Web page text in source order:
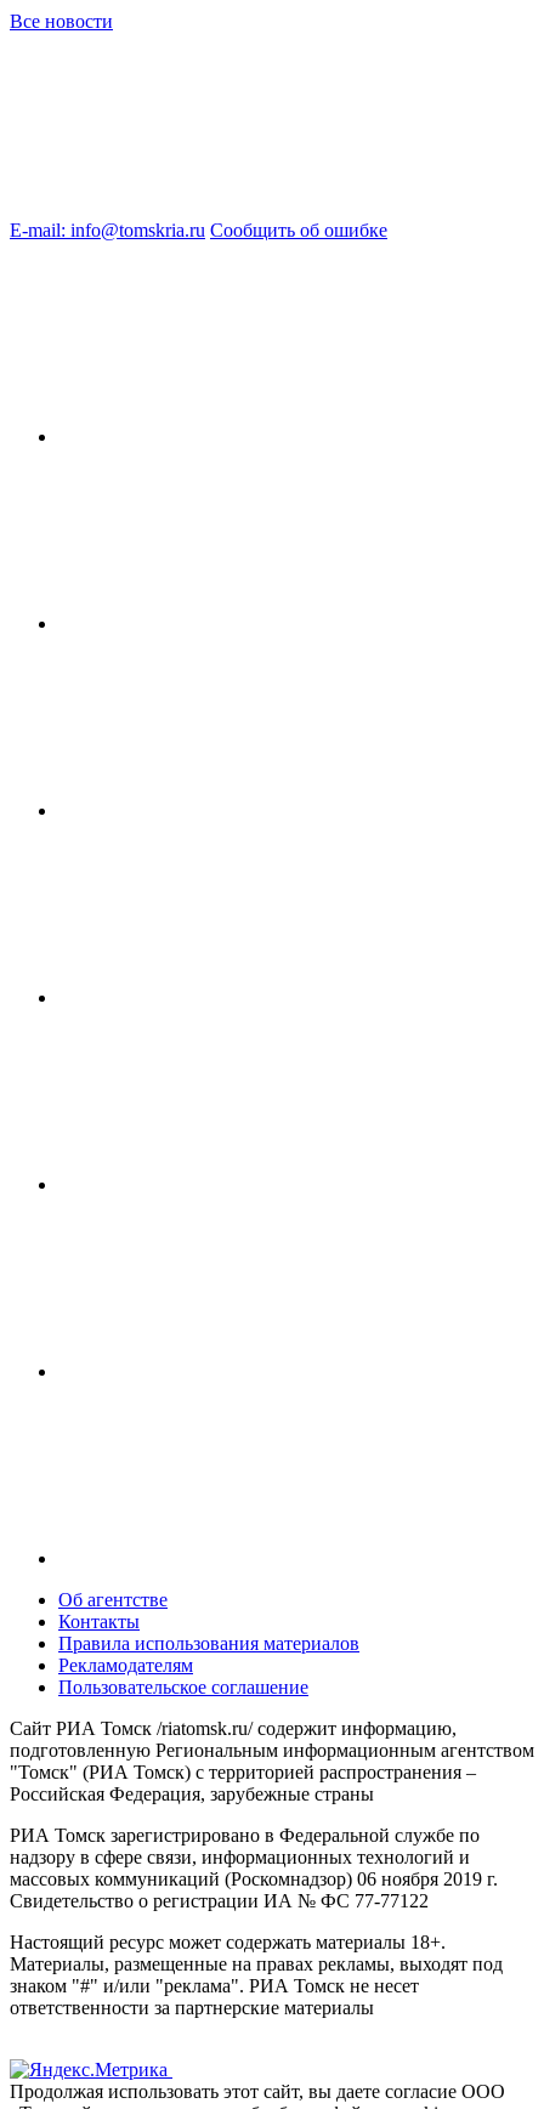
Все новости
E-mail: info@tomskria.ru Сообщить об ошибке
Об агентстве
Контакты
Правила использования материалов
Рекламодателям
Пользовательское соглашение
Сайт РИА Томск /riatomsk.ru/ содержит информацию,
подготовленную Региональным информационным агентством
"Томск" (РИА Томск) с территорией распространения –
Российская Федерация, зарубежные страны
РИА Томск зарегистрировано в Федеральной службе по
надзору в сфере связи, информационных технологий и
массовых коммуникаций (Роскомнадзор) 06 ноября 2019 г.
Свидетельство о регистрации ИА № ФС 77-77122
Настоящий ресурс может содержать материалы 18+.
Материалы, размещенные на правах рекламы, выходят под
знаком "#" и/или "реклама". РИА Томск не несет
ответственности за партнерские материалы
Продолжая использовать этот сайт, вы даете согласие ООО